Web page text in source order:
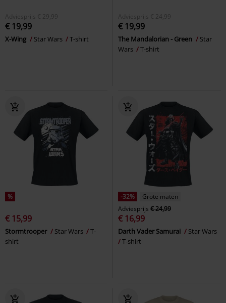
Adviesprijs € 29,99
€ 19,99
X-Wing Star Wars T-shirt
Adviesprijs € 24,99
€ 19,99
The Mandalorian - Green
Star
Wars
T-shirt
%
€ 15,99
Stormtrooper Star Wars
T-
shirt
-32%
Grote maten
Adviesprijs € 24,99
€ 16,99
Darth Vader Samurai
Star Wars
T-shirt